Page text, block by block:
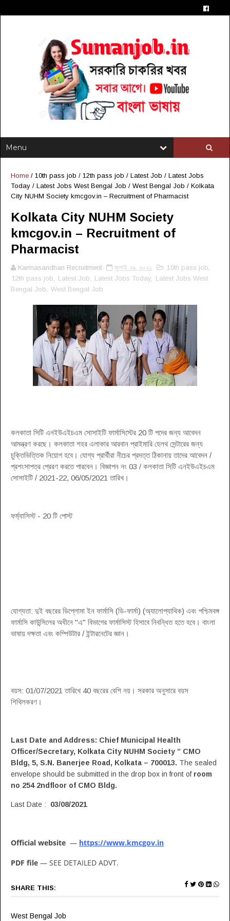
Home / 10th pass job / 12th pass job / Latest Job / Latest Jobs
Today / Latest Jobs West Bengal Job / West Bengal Job / Kolkata
City NUHM Society kmcgov.in – Recruitment of Pharmacist
Kolkata City NUHM Society
kmcgov.in – Recruitment of
Pharmacist
Karmasandhan Recruitment জুলাই ২৯, ২০২১ 10th pass job
12th pass job
Latest Job Latest Jobs Today
Latest Jobs West
Bengal Job
West Bengal Job
কলকাতা সিটি এনইউএইচএম সোসাইটি ফার্মাসিস্টের 20 টি পদের জন্য আবেদন
আমন্ত্রণ করছে। কলকাতা শহর এলাকার আরবান প্রাইমারি হেলথ সেন্টারের জন্য
চুক্তিভিত্তিক নিয়োগ হবে। যোগ্য প্রার্থীরা নীচের প্রদত্ত ঠিকানায় তাদের আবেদন /
প্রশংসাপত্র প্রেরণ করতে পারবেন। বিজ্ঞাপন নং 03 / কলকাতা সিটি এনইউএইচএম
সোসাইটি / 2021-22, 06/05/2021 তারিখ।
ফর্ম্যাসিস্ট - 20 টি পোস্ট
যোগ্যতা: দুই বছরের ডিপ্লোমা ইন ফার্মাসি (ডি-ফার্মা) (অ্যালোপ্যাথিক) এবং পশ্চিমবঙ্গ
ফার্মাসি কাউন্সিলের অধীনে "এ" বিভাগের ফার্মাসিস্ট হিসাবে নিবন্ধিত হতে হবে। বাংলা
ভাষায় দক্ষতা এবং কম্পিউটার / ইন্টারনেটের জ্ঞান।
বয়স: 01/07/2021 তারিখে 40 বছরের বেশি নয়। সরকার অনুসারে বয়স
শিথিলকরণ।
Last Date and Address: Chief Municipal Health
Officer/Secretary, Kolkata City NUHM Society ” CMO
Bldg, 5, S.N. Banerjee Road, Kolkata – 700013. The sealed
envelope should be submitted in the drop box in front of room
no 254 2ndfloor of CMO Bldg.
Last Date : 03/08/2021
Official website — https://www.kmcgov.in
PDF file — SEE DETAILED ADVT.
SHARE THIS:
West Bengal Job